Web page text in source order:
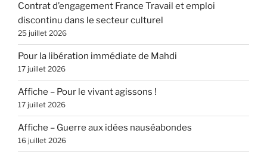
Contrat d’engagement France Travail et emploi
discontinu dans le secteur culturel
25 juillet 2026
Pour la libération immédiate de Mahdi
17 juillet 2026
Affiche – Pour le vivant agissons !
17 juillet 2026
Affiche – Guerre aux idées nauséabondes
16 juillet 2026